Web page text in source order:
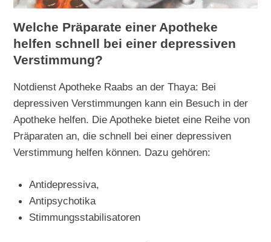
Welche Präparate einer Apotheke
helfen schnell bei einer depressiven
Verstimmung?
Notdienst Apotheke Raabs an der Thaya: Bei
depressiven Verstimmungen kann ein Besuch in der
Apotheke helfen. Die Apotheke bietet eine Reihe von
Präparaten an, die schnell bei einer depressiven
Verstimmung helfen können. Dazu gehören:
Antidepressiva,
Antipsychotika
Stimmungsstabilisatoren